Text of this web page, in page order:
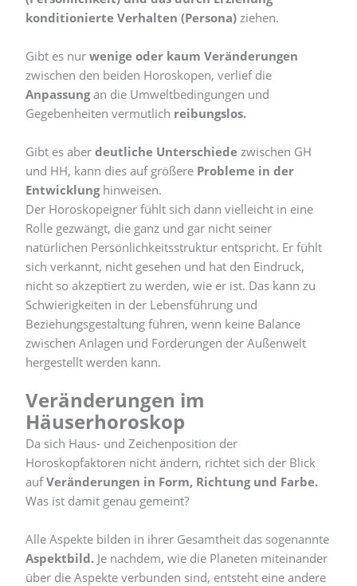
konditionierte Verhalten (Persona) ziehen.
Gibt es nurwenige oder kaum Veränderungen
zwischen den beiden Horoskopen, verlief die
Anpassungan die Umweltbedingungen und
Gegebenheiten vermutlich reibungslos.
Gibt es aberdeutliche Unterschiede zwischen GH
und HH, kann dies auf größere Probleme in der
Entwicklunghinweisen.
Der Horoskopeigner fühlt sich dann vielleicht in eine
Rolle gezwängt, die ganz und gar nicht seiner
natürlichen Persönlichkeitsstruktur entspricht. Er fühlt
sich verkannt, nicht gesehen und hat den Eindruck,
nicht so akzeptiert zu werden, wie er ist. Das kann zu
Schwierigkeiten in der Lebensführung und
Beziehungsgestaltung führen, wenn keine Balance
zwischen Anlagen und Forderungen der Außenwelt
hergestellt werden kann.
Veränderungen im
Häuserhoroskop
Da sich Haus- und Zeichenposition der
Horoskopfaktoren nicht ändern, richtet sich der Blick
aufVeränderungen in Form, Richtung und Farbe.
Was ist damit genau gemeint?
Alle Aspekte bilden in ihrer Gesamtheit das sogenannte
Aspektbild. Je nachdem, wie die Planeten miteinander
über die Aspekte verbunden sind, entsteht eine andere